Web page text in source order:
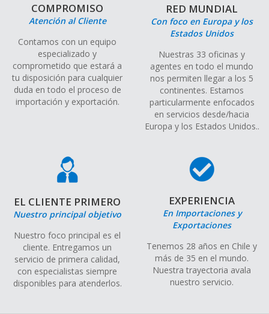
COMPROMISO
Atención al Cliente
Contamos con un equipo
especializado y
comprometido que estará a
tu disposición para cualquier
duda en todo el proceso de
importación y exportación.
RED MUNDIAL
Con foco en Europa y los
Estados Unidos
Nuestras 33 oficinas y
agentes en todo el mundo
nos permiten llegar a los 5
continentes. Estamos
particularmente enfocados
en servicios desde/hacia
Europa y los Estados Unidos..
EL CLIENTE PRIMERO
Nuestro principal objetivo
Nuestro foco principal es el
cliente. Entregamos un
servicio de primera calidad,
con especialistas siempre
disponibles para atenderlos.
EXPERIENCIA
En Importaciones y
Exportaciones
Tenemos 28 años en Chile y
más de 35 en el mundo.
Nuestra trayectoria avala
nuestro servicio.